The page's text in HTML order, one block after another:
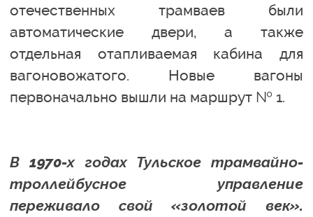
отечественных трамваев были
автоматические двери, а также
отдельная отапливаемая кабина для
вагоновожатого. Новые вагоны
первоначально вышли на маршрут № 1.
В 1970-х годах Тульское трамвайно-
троллейбусное управление
переживало свой «золотой век».